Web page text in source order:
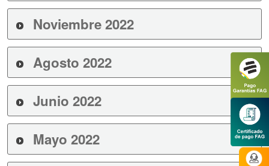
Noviembre 2022
Agosto 2022
Junio 2022
Mayo 2022